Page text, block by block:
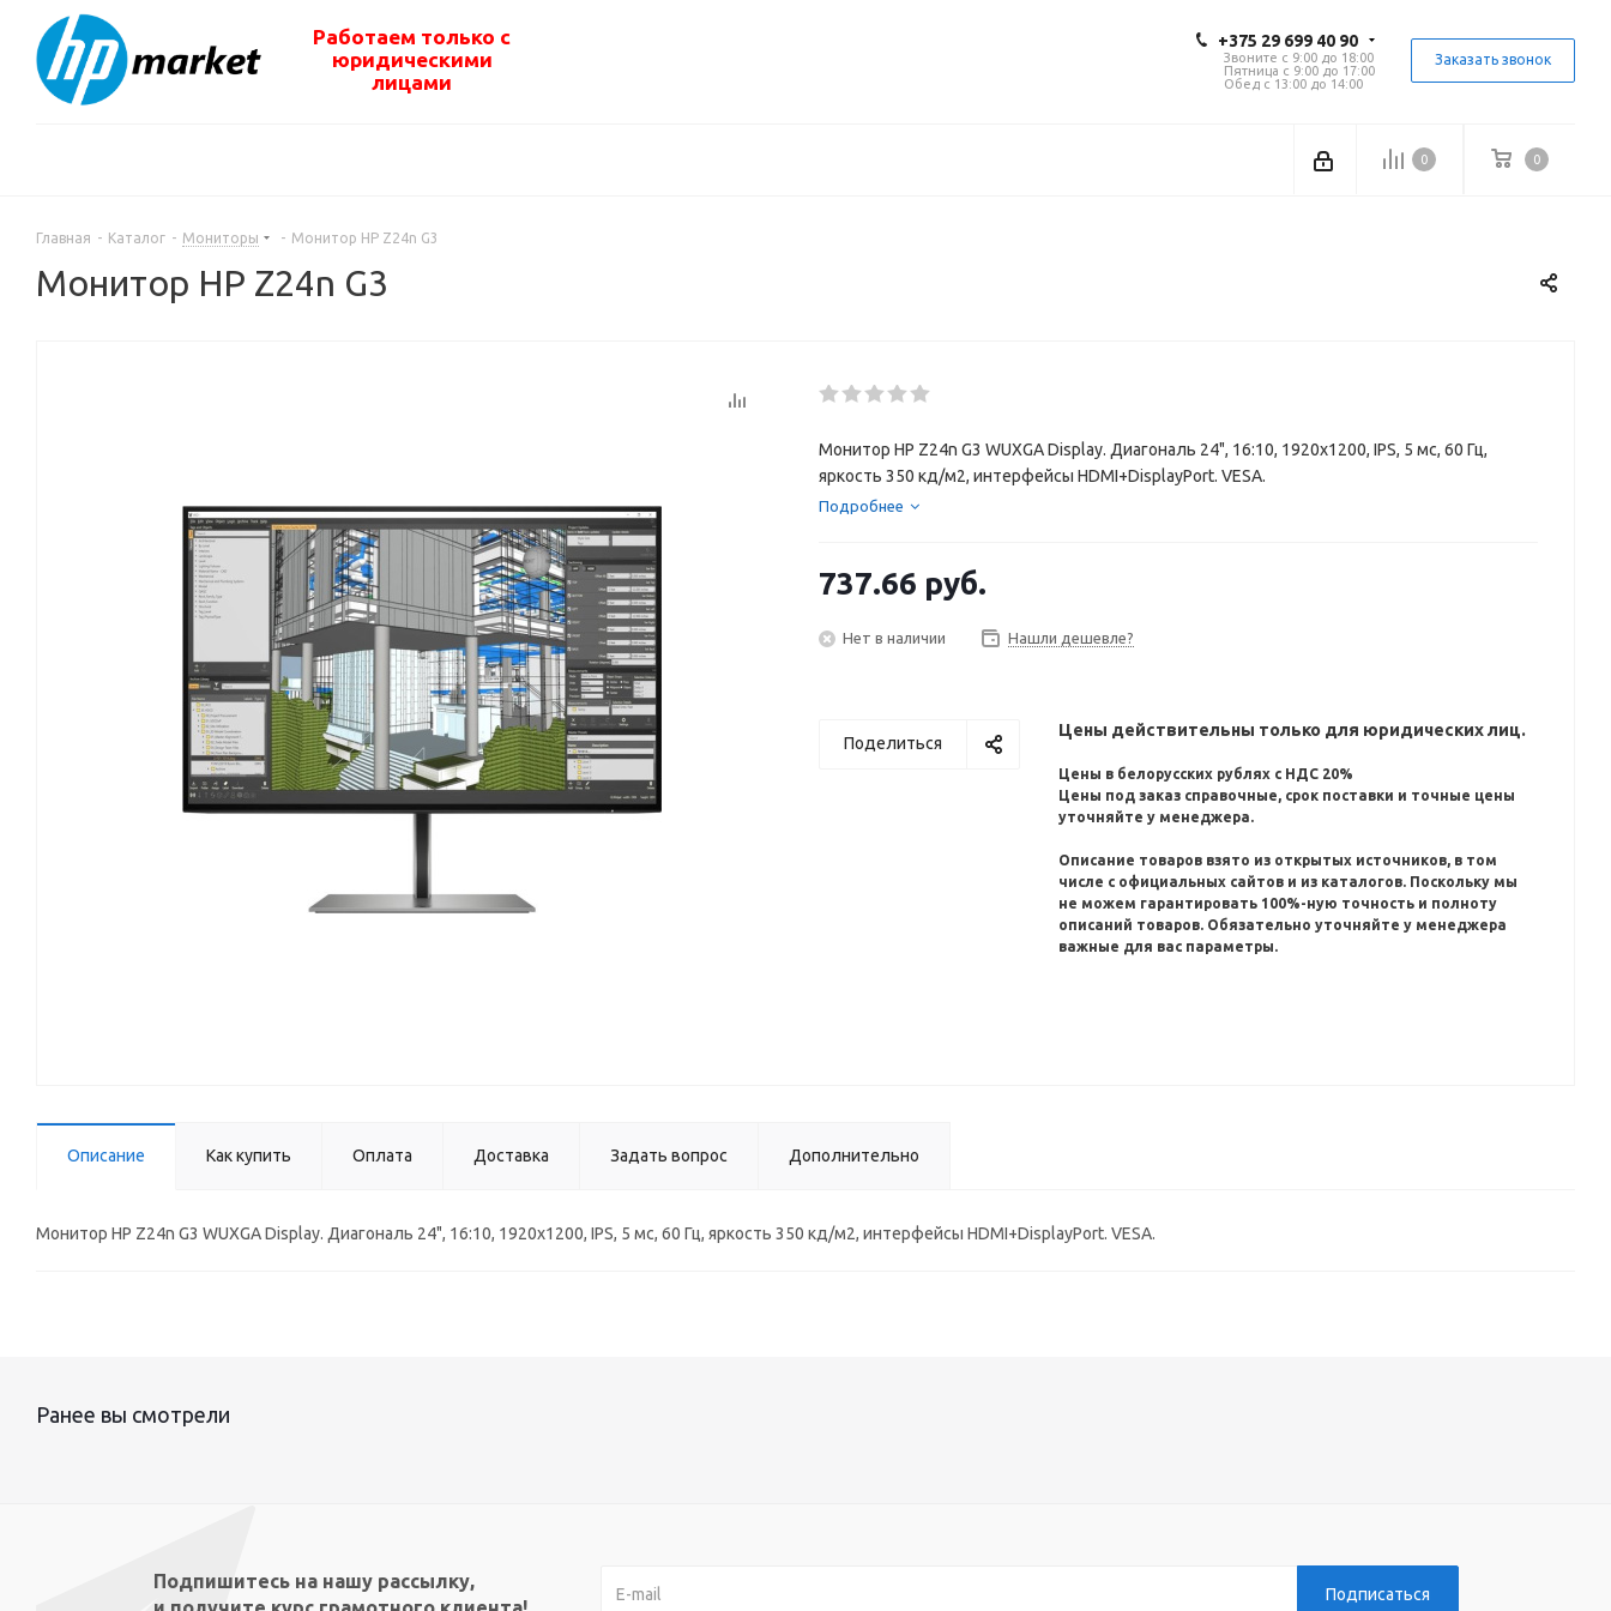
Работаем только с
юридическими
лицами
+375 29 699 40 90
Звоните с 9:00 до 18:00
Пятница с 9:00 до 17:00
Обед с 13:00 до 14:00
Заказать звонок
0 0
Главная - Каталог - Мониторы - Монитор HP Z24n G3
Монитор HP Z24n G3
Монитор HP Z24n G3 WUXGA Display. Диагональ 24", 16:10, 1920x1200, IPS, 5 мс, 60 Гц,
яркость 350 кд/м2, интерфейсы HDMI+DisplayPort. VESA.
Подробнее
737.66 руб.
Нет в наличии Нашли дешевле?
Поделиться
Цены действительны только для юридических лиц.
Цены в белорусских рублях с НДС 20%
Цены под заказ справочные, срок поставки и точные цены
уточняйте у менеджера.
Описание товаров взято из открытых источников, в том
числе с официальных сайтов и из каталогов. Поскольку мы
не можем гарантировать 100%-ную точность и полноту
описаний товаров. Обязательно уточняйте у менеджера
важные для вас параметры.
Описание Как купить Оплата Доставка Задать вопрос Дополнительно
Монитор HP Z24n G3 WUXGA Display. Диагональ 24", 16:10, 1920x1200, IPS, 5 мс, 60 Гц, яркость 350 кд/м2, интерфейсы HDMI+DisplayPort. VESA.
Ранее вы смотрели
Подпишитесь на нашу рассылку,